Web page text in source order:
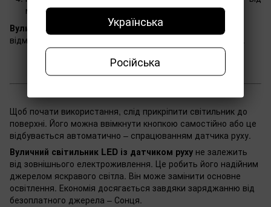
механічного впливу та потрапляння струменів води.
Вуличний світильник LED із датчиком руху
відмінною альтернативою традиційному джерелу світла.
Як працює
Щоб почати використання, слід прикріпити світильник до
поверхні. Його можна ввімкнути кнопкою самостійно або це
відбувається автоматично – спрацюванням датчика руху.
Вуличний світильник LED із датчиком руху не залежить
від зовнішнього електроживлення. Це робить його надійним
джерелом яскравого світла. Він може замінити основне
освітлення. Економія досягається завдяки заряджанню від
безоплатного джерела – Сонця.
Українська
Російська